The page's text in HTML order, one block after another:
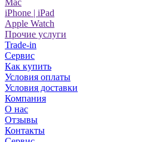
Mac
iPhone | iPad
Apple Watch
Прочие услуги
Trade-in
Сервис
Как купить
Условия оплаты
Условия доставки
Компания
О нас
Отзывы
Контакты